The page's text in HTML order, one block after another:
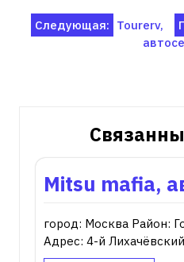
Навигация
Следующая: Tourerv,
Mitsu mafia,
город: Москва Район:
Адрес: 4-й